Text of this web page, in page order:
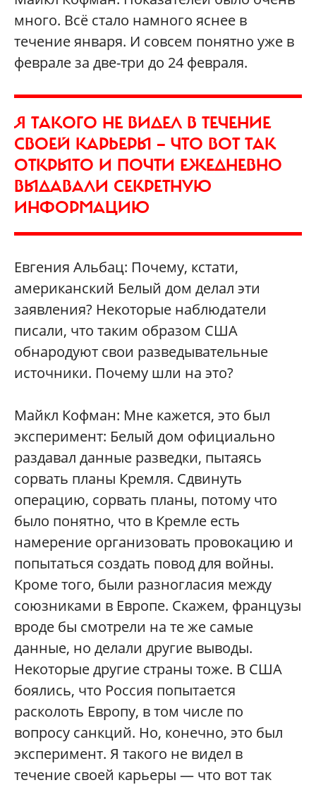
много. Всё стало намного яснее в
течение января. И совсем понятно уже в
феврале за две-три до 24 февраля.
Я ТАКОГО НЕ ВИДЕЛ В ТЕЧЕНИЕ
СВОЕЙ КАРЬЕРЫ — ЧТО ВОТ ТАК
ОТКРЫТО И ПОЧТИ ЕЖЕДНЕВНО
ВЫДАВАЛИ СЕКРЕТНУЮ
ИНФОРМАЦИЮ
Евгения Альбац: Почему, кстати,
американский Белый дом делал эти
заявления? Некоторые наблюдатели
писали, что таким образом США
обнародуют свои разведывательные
источники. Почему шли на это?
Майкл Кофман: Мне кажется, это был
эксперимент: Белый дом официально
раздавал данные разведки, пытаясь
сорвать планы Кремля. Сдвинуть
операцию, сорвать планы, потому что
было понятно, что в Кремле есть
намерение организовать провокацию и
попытаться создать повод для войны.
Кроме того, были разногласия между
союзниками в Европе. Скажем, французы
вроде бы смотрели на те же самые
данные, но делали другие выводы.
Некоторые другие страны тоже. В США
боялись, что Россия попытается
расколоть Европу, в том числе по
вопросу санкций. Но, конечно, это был
эксперимент. Я такого не видел в
течение своей карьеры — что вот так